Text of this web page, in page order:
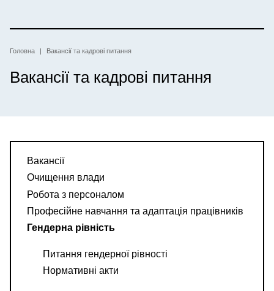
основного
Рядок
навіґації
Головна Вакансії та кадрові питання
Вакансії та кадрові питання
Вакансії
Очищення влади
Робота з персоналом
Професійне навчання та адаптація працівників
Гендерна рівність
Питання гендерної рівності
Нормативні акти